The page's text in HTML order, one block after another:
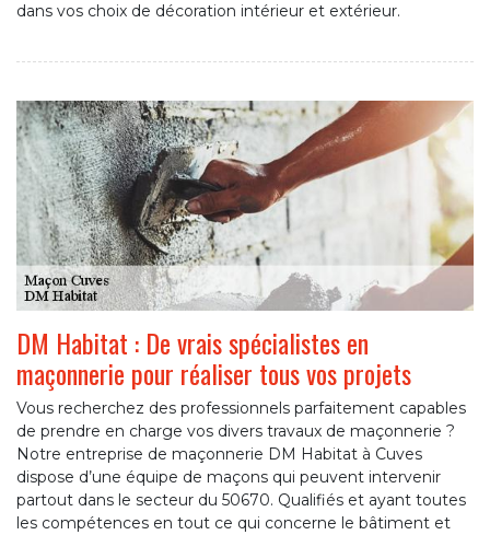
dans vos choix de décoration intérieur et extérieur.
DM Habitat : De vrais spécialistes en
maçonnerie pour réaliser tous vos projets
Vous recherchez des professionnels parfaitement capables
de prendre en charge vos divers travaux de maçonnerie ?
Notre entreprise de maçonnerie DM Habitat à Cuves
dispose d’une équipe de maçons qui peuvent intervenir
partout dans le secteur du 50670. Qualifiés et ayant toutes
les compétences en tout ce qui concerne le bâtiment et